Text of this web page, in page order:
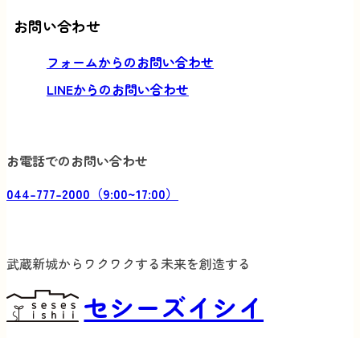
武蔵新城からワクワクする未来を創造する
セシーズイシイ
お問い合わせ
フォームからのお問い合わせ
LINEからのお問い合わせ
お電話でのお問い合わせ
044-777-2000（9:00~17:00）